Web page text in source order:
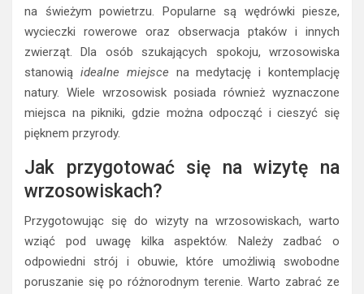
na świeżym powietrzu. Popularne są wędrówki piesze,
wycieczki rowerowe oraz obserwacja ptaków i innych
zwierząt. Dla osób szukających spokoju, wrzosowiska
stanowią idealne miejsce na medytację i kontemplację
natury. Wiele wrzosowisk posiada również wyznaczone
miejsca na pikniki, gdzie można odpocząć i cieszyć się
pięknem przyrody.
Jak przygotować się na wizytę na
wrzosowiskach?
Przygotowując się do wizyty na wrzosowiskach, warto
wziąć pod uwagę kilka aspektów. Należy zadbać o
odpowiedni strój i obuwie, które umożliwią swobodne
poruszanie się po różnorodnym terenie. Warto zabrać ze